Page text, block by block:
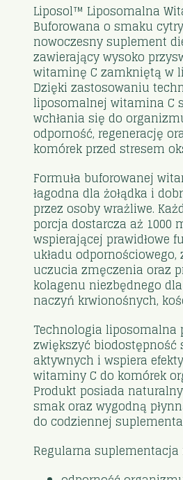
Liposol™ Liposomalna
Buforowana o smaku
nowoczesny suplement
zawierający wysoko
witaminę C zamkniętą w
Dzięki zastosowaniu
liposomalnej witamina C
wchłania się do
odporność, regenerację
komórek przed stresem
Formuła buforowanej
łagodna dla żołądka i
przez osoby wrażliwe.
porcja dostarcza aż 1000
wspierającej prawidłowe
układu
uczucia zmęczenia oraz
kolagenu niezbędnego
naczyń krwionośnych,
Technologia liposomalna
zwiększyć biodostępność
aktywnych i wspiera
witaminy C do komórek
Produkt posiada
smak oraz wygodną
do codziennej
Regularna suplementacja